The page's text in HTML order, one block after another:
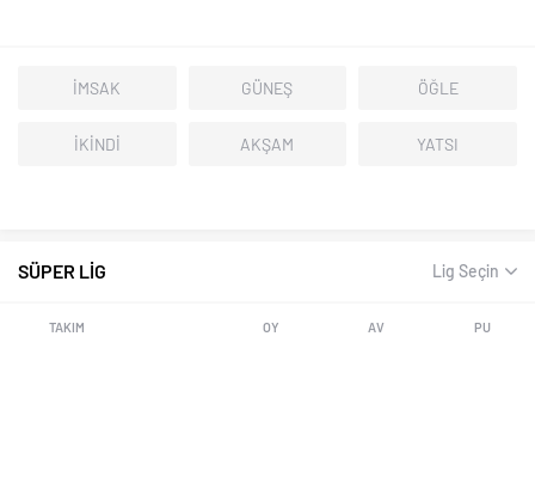
İMSAK GÜNEŞ ÖĞLE
İKİNDİ AKŞAM YATSI
Lig Seçin
SÜPER LİG
TAKIM OY AV PU